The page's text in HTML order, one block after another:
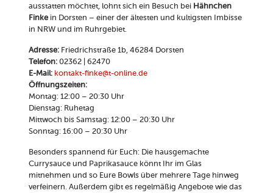
ausstatten möchtet, lohnt sich ein Besuch bei Hähnchen
Finkein Dorsten – einer der ältesten und kultigsten Imbisse
in NRW und im Ruhrgebiet.
Adresse:Friedrichstraße 1b, 46284 Dorsten
Telefon:02362 | 62470
E-Mail: kontakt-finke@t-online.de
Öffnungszeiten:
Montag: 12:00 – 20:30 Uhr
Dienstag: Ruhetag
Mittwoch bis Samstag: 12:00 – 20:30 Uhr
Sonntag: 16:00 – 20:30 Uhr
Besonders spannend für Euch: Die hausgemachte
Currysauce und Paprikasauce könnt Ihr im Glas
mitnehmen und so Eure Bowls über mehrere Tage hinweg
verfeinern. Außerdem gibt es regelmäßig Angebote wie das